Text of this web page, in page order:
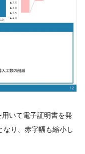
いて電子証明書を発
り、赤字幅も縮小し